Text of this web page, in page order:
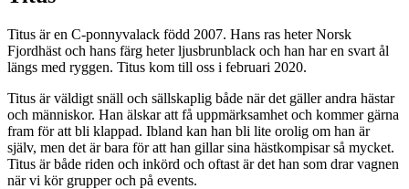
Titus är en C-ponnyvalack född 2007. Hans ras heter Norsk
Fjordhäst och hans färg heter ljusbrunblack och han har en svart ål
längs med ryggen. Titus kom till oss i februari 2020.
Titus är väldigt snäll och sällskaplig både när det gäller andra hästar
och människor. Han älskar att få uppmärksamhet och kommer gärna
fram för att bli klappad. Ibland kan han bli lite orolig om han är
själv, men det är bara för att han gillar sina hästkompisar så mycket.
Titus är både riden och inkörd och oftast är det han som drar vagnen
när vi kör grupper och på events.